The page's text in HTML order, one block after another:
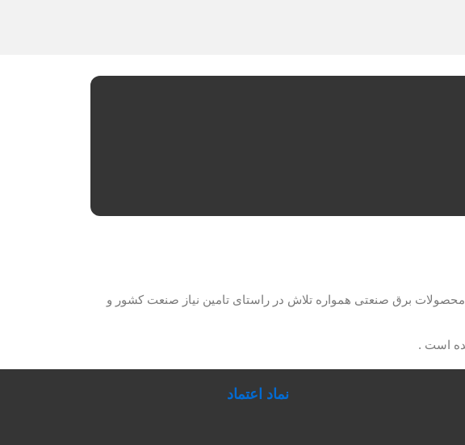
تجربه در تامین و عرضه محصولات برق صنعتی همواره تلاش در راستای تامین نیاز صنعت کشور و
است .
نماد اعتماد